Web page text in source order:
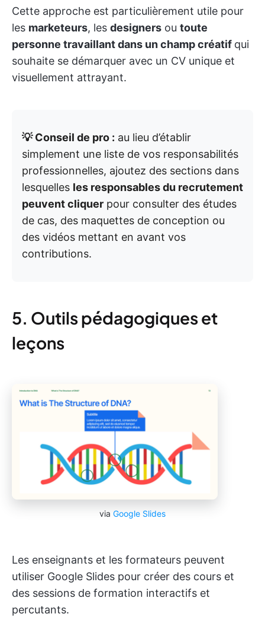
Cette approche est particulièrement utile pour
les marketeurs, les designers ou toute
personne travaillant dans un champ créatif qui
souhaite se démarquer avec un CV unique et
visuellement attrayant.
💡 Conseil de pro : au lieu d’établir
simplement une liste de vos responsabilités
professionnelles, ajoutez des sections dans
lesquelles les responsables du recrutement
peuvent cliquer pour consulter des études
de cas, des maquettes de conception ou
des vidéos mettant en avant vos
contributions.
5. Outils pédagogiques et
leçons
via Google Slides
Les enseignants et les formateurs peuvent
utiliser Google Slides pour créer des cours et
des sessions de formation interactifs et
percutants.